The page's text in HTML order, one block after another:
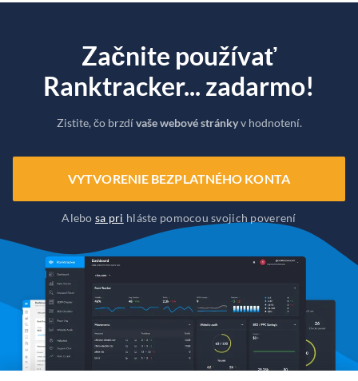
Začnite používať
Ranktracker... zadarmo!
Zistite, čo brzdívaše webové stránkyv hodnotení.
VYTVORENIE BEZPLATNÉHO KONTA
Alebosa pri hláste pomocou svojich poverení